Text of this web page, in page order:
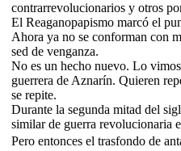
contrarrevolucionarios y otros
El Reaganopapismo marcó el
Ahora ya no se conforman con
sed de venganza.
No es un hecho nuevo. Lo
guerrera de Aznarín. Quieren
se repite.
Durante la segunda mitad del
similar de guerra revolucionaria
Pero entonces el trasfondo de